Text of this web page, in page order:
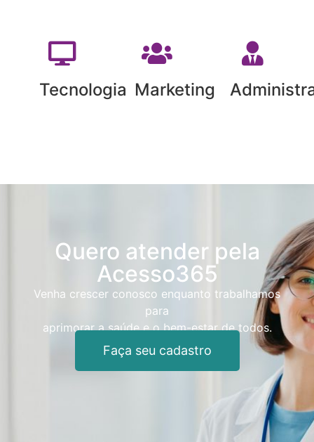
Tecnologia Marketing
Quero atender pela
Acesso365
Venha crescer conosco enquanto trabalhamos
para
aprimorar a saúde e o bem-estar de todos.
Faça seu cadastro